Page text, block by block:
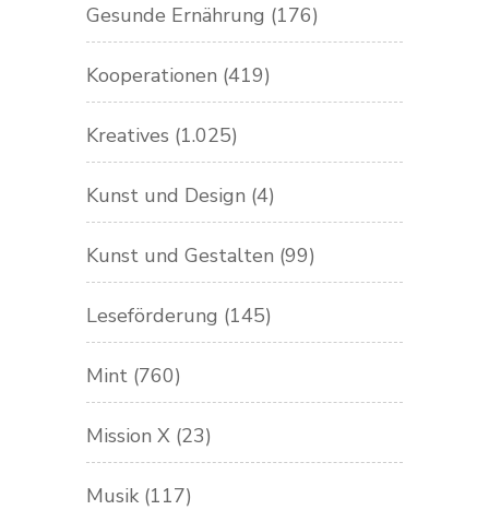
Gesunde Ernährung (176)
Kooperationen (419)
Kreatives (1.025)
Kunst und Design (4)
Kunst und Gestalten (99)
Leseförderung (145)
Mint (760)
Mission X (23)
Musik (117)